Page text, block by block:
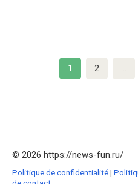
1 2 …
© 2026 https://news-fun.ru/
Politique de confidentialité|